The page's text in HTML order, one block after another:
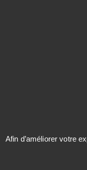
Afin d’améliorer votre